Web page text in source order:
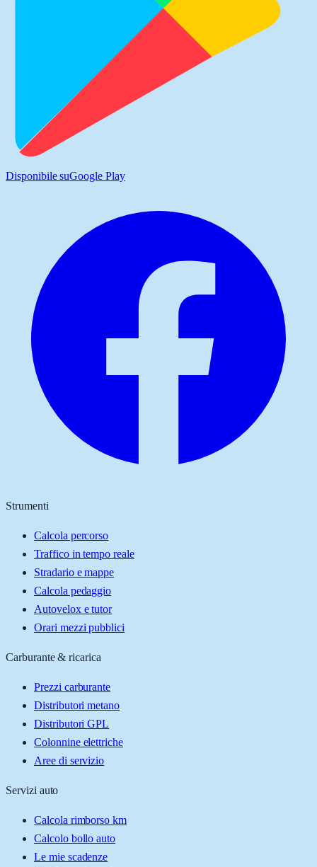
Disponibile suGoogle Play
Strumenti
Calcola percorso
Traffico in tempo reale
Stradario e mappe
Calcola pedaggio
Autovelox e tutor
Orari mezzi pubblici
Carburante & ricarica
Prezzi carburante
Distributori metano
Distributori GPL
Colonnine elettriche
Aree di servizio
Servizi auto
Calcola rimborso km
Calcolo bollo auto
Le mie scadenze